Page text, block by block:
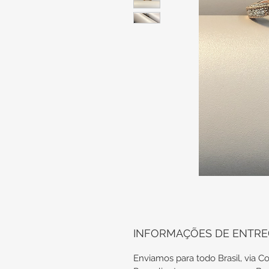
INFORMAÇÕES DE
Enviamos para todo Brasil, via